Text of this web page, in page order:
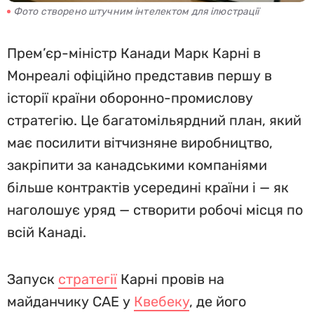
Фото створено штучним інтелектом для ілюстрації
Прем’єр-міністр Канади Марк Карні в
Монреалі офіційно представив першу в
історії країни оборонно-промислову
стратегію. Це багатомільярдний план, який
має посилити вітчизняне виробництво,
закріпити за канадськими компаніями
більше контрактів усередині країни і — як
наголошує уряд — створити робочі місця по
всій Канаді.
Запуск стратегії Карні провів на
майданчику CAE у Квебеку, де його